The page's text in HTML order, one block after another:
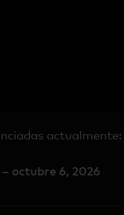
actualmente:
octubre 6, 2026